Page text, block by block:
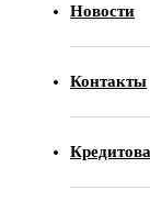
Новости
Контакты